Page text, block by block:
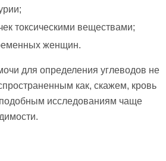
токсическими веществами;
женщин.
для определения углеводов не
как, скажем, кровь
подобным исследованиям чаще